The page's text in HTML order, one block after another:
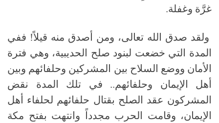
غرَّة وغفلة.
ولقد صدق الله تعالى، ومن أصدق منه قيلاً! ففي
المدة التي خضعت لبنود صلح الحديبية، وهي فترة
الأمان ووضع السلاح بين المشركين وحلفائهم وبين
أهل الإيمان وحلفائهم.. في تلك المدة نقض
المشركون عقد الصلح بقتال حلفائهم لحلفاء أهل
الإيمان، وقامت الحرب مجدداً وانتهت بفتح مكة